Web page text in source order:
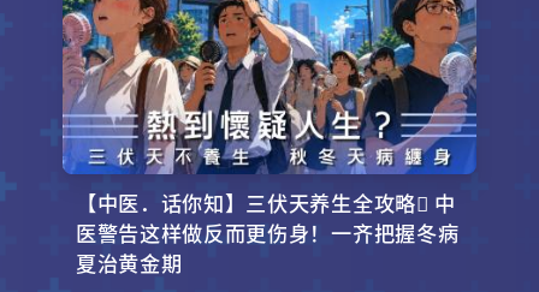
【中医．话你知】三伏天养生全攻略 中
医警告这样做反而更伤身！一齐把握冬病
夏治黄金期